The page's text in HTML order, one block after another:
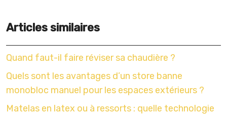
Articles similaires
Quand faut-il faire réviser sa chaudière ?
Quels sont les avantages d’un store banne
monobloc manuel pour les espaces extérieurs ?
Matelas en latex ou à ressorts : quelle technologie